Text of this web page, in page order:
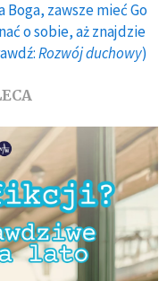
zawsze mieć Go
o sobie, aż znajdzie
Rozwój duchowy)